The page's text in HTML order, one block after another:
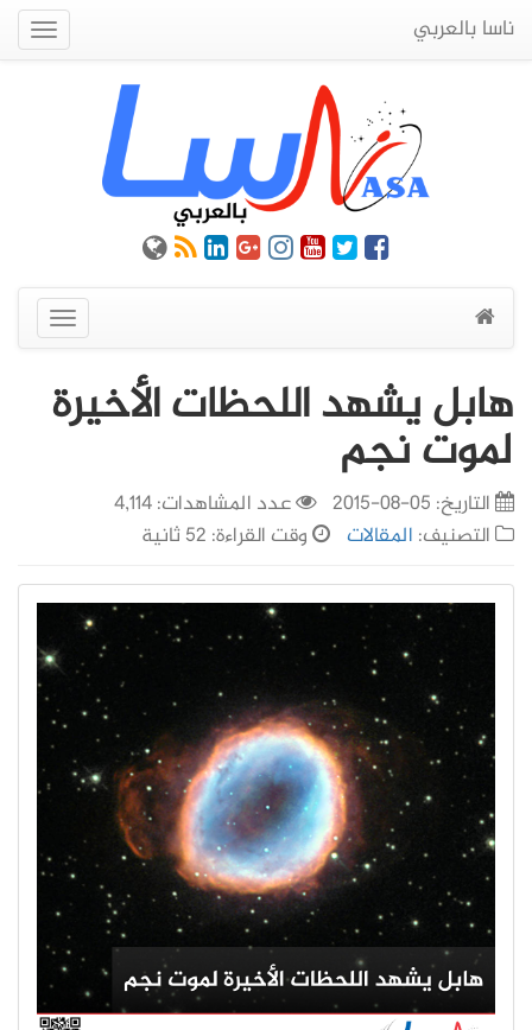
ناسا بالعربي
عرض
القائمة
هابل يشهد اللحظات الأخيرة
لموت نجم
التاريخ: 05-08-2015
عدد المشاهدات: 4,114
التصنيف: المقالات وقت القراءة: 52 ثانية